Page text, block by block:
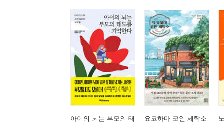
아이의 뇌는 부모의 태
요코하마 코인 세탁소